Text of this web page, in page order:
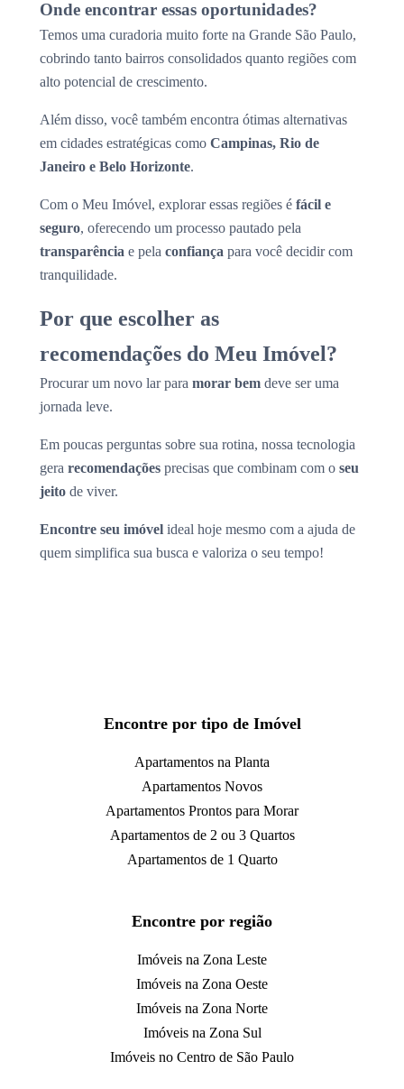
Onde encontrar essas oportunidades?
Temos uma curadoria muito forte na Grande São Paulo,
cobrindo tanto bairros consolidados quanto regiões com
alto potencial de crescimento.
Além disso, você também encontra ótimas alternativas
em cidades estratégicas como Campinas, Rio de
Janeiro e Belo Horizonte.
Com o Meu Imóvel, explorar essas regiões é fácil e
seguro, oferecendo um processo pautado pela
transparência e pela confiança para você decidir com
tranquilidade.
Por que escolher as
recomendações do Meu Imóvel?
Procurar um novo lar para morar bem deve ser uma
jornada leve.
Em poucas perguntas sobre sua rotina, nossa tecnologia
gera recomendações precisas que combinam com o seu
jeito de viver.
Encontre seu imóvel ideal hoje mesmo com a ajuda de
quem simplifica sua busca e valoriza o seu tempo!
Encontre por tipo de Imóvel
Apartamentos na Planta
Apartamentos Novos
Apartamentos Prontos para Morar
Apartamentos de 2 ou 3 Quartos
Apartamentos de 1 Quarto
Encontre por região
Imóveis na Zona Leste
Imóveis na Zona Oeste
Imóveis na Zona Norte
Imóveis na Zona Sul
Imóveis no Centro de São Paulo